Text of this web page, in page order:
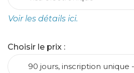
Voir les détails ici.
Choisir le prix :
90 jours, inscription unique